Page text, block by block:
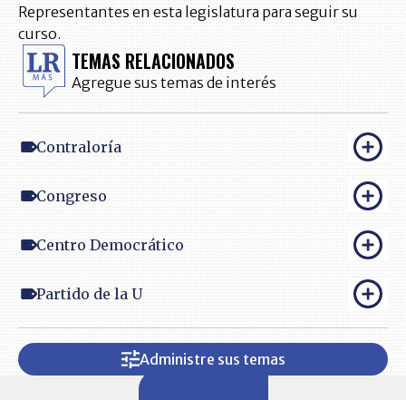
Representantes en esta legislatura para seguir su
curso.
TEMAS RELACIONADOS
Agregue sus temas de interés
Contraloría
Congreso
Centro Democrático
Partido de la U
Administre sus temas